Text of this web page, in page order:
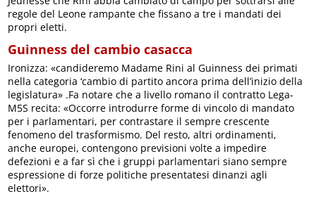
regole del Leone rampante che fissano a tre i mandati dei
propri eletti.
Guinness del cambio casacca
Ironizza: «candideremo Madame Rini al Guinness dei primati
nella categoria ‘cambio di partito ancora prima dell’inizio della
legislatura» .Fa notare che a livello romano il contratto Lega-
M5S recita: «Occorre introdurre forme di vincolo di mandato
per i parlamentari, per contrastare il sempre crescente
fenomeno del trasformismo. Del resto, altri ordinamenti,
anche europei, contengono previsioni volte a impedire
defezioni e a far sì che i gruppi parlamentari siano sempre
espressione di forze politiche presentatesi dinanzi agli
elettori».